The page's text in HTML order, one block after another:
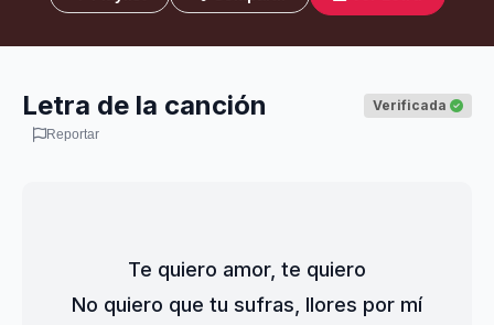
Letra de la canción Verificada
Reportar
Te quiero amor, te quiero
No quiero que tu sufras, llores por mí